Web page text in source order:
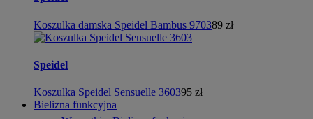
Koszulka damska Speidel Bambus 970389 zł
Speidel
Koszulka Speidel Sensuelle 360395 zł
Bielizna funkcyjna